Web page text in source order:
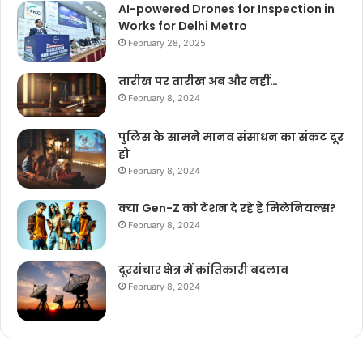
AI-powered Drones for Inspection in
Works for Delhi Metro
February 28, 2025
तारीख पर तारीख अब और नहीं…
February 8, 2024
पुलिस के सामने मानव संसाधन का संकट दूर
हो
February 8, 2024
क्या Gen-Z को टेंशन दे रहे हैं मिलेनियल्स?
February 8, 2024
दूरसंचार क्षेत्र में क्रांतिकारी बदलाव
February 8, 2024